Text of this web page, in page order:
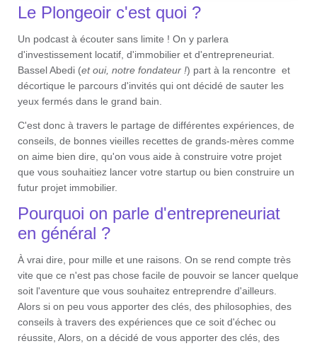
Le Plongeoir c'est quoi ?
Un podcast à écouter sans limite ! On y parlera
d'investissement locatif, d'immobilier et d'entrepreneuriat.
Bassel Abedi (et oui, notre fondateur !) part à la rencontre et
décortique le parcours d'invités qui ont décidé de sauter les
yeux fermés dans le grand bain.
C'est donc à travers le partage de différentes expériences, de
conseils, de bonnes vieilles recettes de grands-mères comme
on aime bien dire, qu'on vous aide à construire votre projet
que vous souhaitiez lancer votre startup ou bien construire un
futur projet immobilier.
Pourquoi on parle d'entrepreneuriat
en général ?
À vrai dire, pour mille et une raisons. On se rend compte très
vite que ce n'est pas chose facile de pouvoir se lancer quelque
soit l'aventure que vous souhaitez entreprendre d'ailleurs.
Alors si on peu vous apporter des clés, des philosophies, des
conseils à travers des expériences que ce soit d'échec ou
réussite, Alors, on a décidé de vous apporter des clés, des